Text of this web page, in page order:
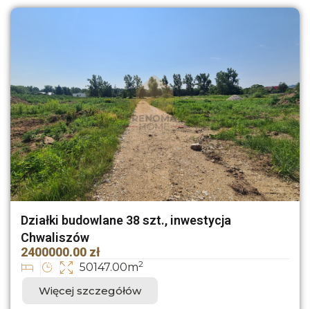
Działki budowlane 38 szt., inwestycja
Chwaliszów
2400000.00 zł
50147.00m2
Więcej szczegółów